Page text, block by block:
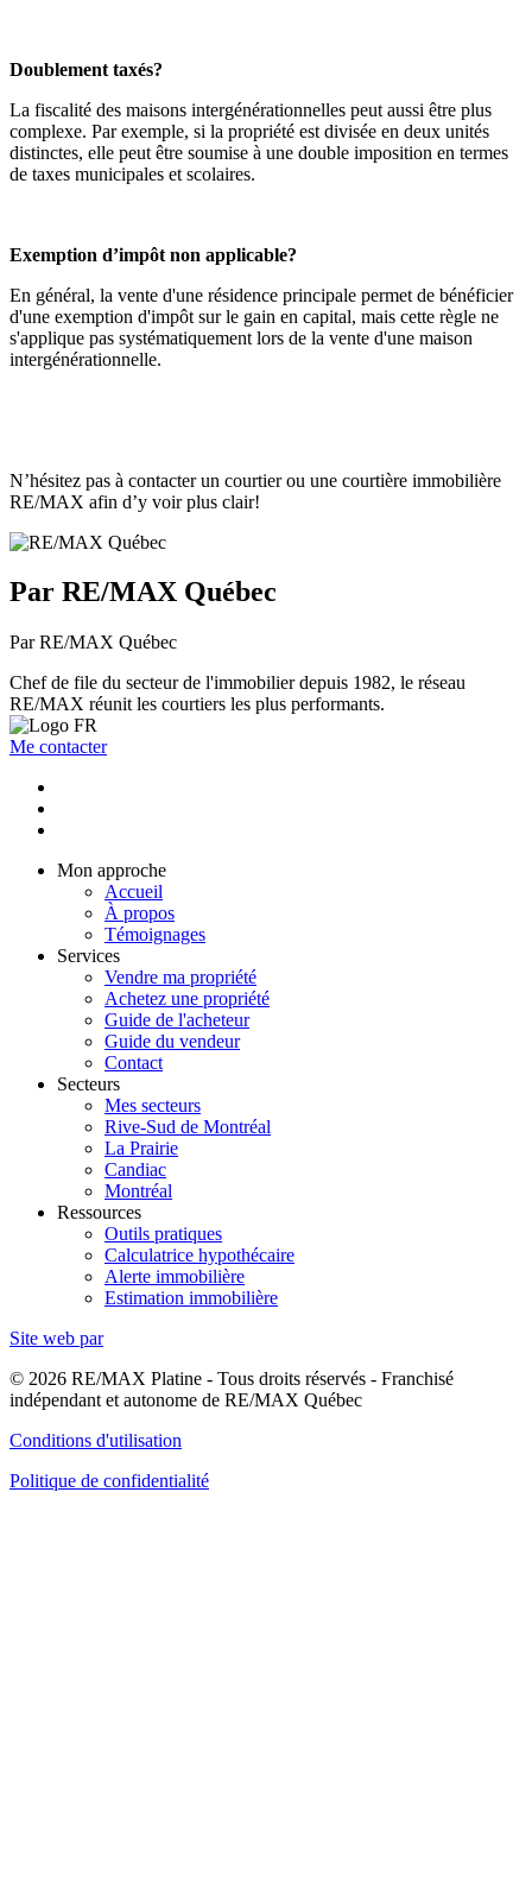
Doublement taxés?
La fiscalité des maisons intergénérationnelles peut aussi être plus
complexe. Par exemple, si la propriété est divisée en deux unités
distinctes, elle peut être soumise à une double imposition en termes
de taxes municipales et scolaires.
Exemption d’impôt non applicable?
En général, la vente d'une résidence principale permet de bénéficier
d'une exemption d'impôt sur le gain en capital, mais cette règle ne
s'applique pas systématiquement lors de la vente d'une maison
intergénérationnelle.
N’hésitez pas à contacter un courtier ou une courtière immobilière
RE/MAX afin d’y voir plus clair!
Par RE/MAX Québec
Par RE/MAX Québec
Chef de file du secteur de l'immobilier depuis 1982, le réseau
RE/MAX réunit les courtiers les plus performants.
Me contacter
Mon approche
Accueil
À propos
Témoignages
Services
Vendre ma propriété
Achetez une propriété
Guide de l'acheteur
Guide du vendeur
Contact
Secteurs
Mes secteurs
Rive-Sud de Montréal
La Prairie
Candiac
Montréal
Ressources
Outils pratiques
Calculatrice hypothécaire
Alerte immobilière
Estimation immobilière
Site web par
© 2026 RE/MAX Platine - Tous droits réservés - Franchisé
indépendant et autonome de RE/MAX Québec
Conditions d'utilisation
Politique de confidentialité